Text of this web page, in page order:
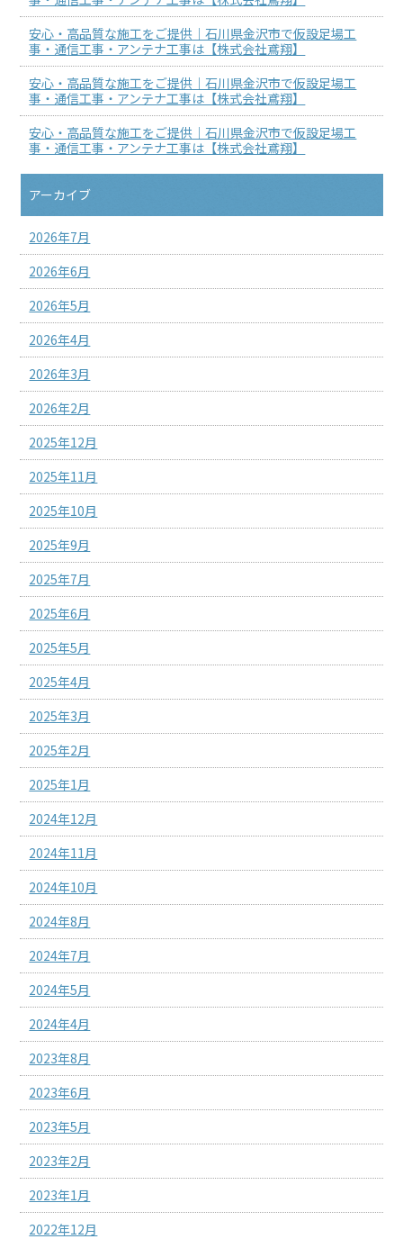
安心・高品質な施工をご提供｜石川県金沢市で仮設足場工
事・通信工事・アンテナ工事は【株式会社鳶翔】
安心・高品質な施工をご提供｜石川県金沢市で仮設足場工
事・通信工事・アンテナ工事は【株式会社鳶翔】
安心・高品質な施工をご提供｜石川県金沢市で仮設足場工
事・通信工事・アンテナ工事は【株式会社鳶翔】
アーカイブ
2026年7月
2026年6月
2026年5月
2026年4月
2026年3月
2026年2月
2025年12月
2025年11月
2025年10月
2025年9月
2025年7月
2025年6月
2025年5月
2025年4月
2025年3月
2025年2月
2025年1月
2024年12月
2024年11月
2024年10月
2024年8月
2024年7月
2024年5月
2024年4月
2023年8月
2023年6月
2023年5月
2023年2月
2023年1月
2022年12月